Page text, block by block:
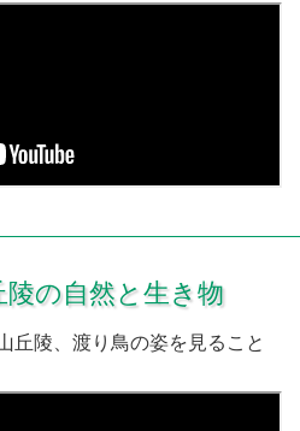
の自然と生き物
丘陵、渡り鳥の姿を見ること